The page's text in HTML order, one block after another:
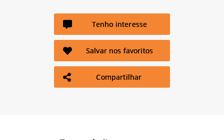
Tenho interesse
Salvar nos favoritos
Compartilhar